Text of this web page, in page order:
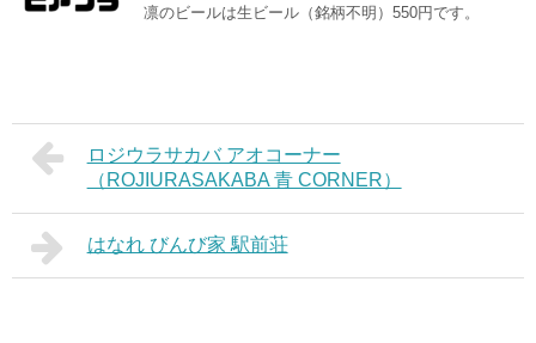
凛のビールは生ビール（銘柄不明）550円です。
ロジウラサカバ アオコーナー
（ROJIURASAKABA 青 CORNER）
はなれ びんび家 駅前荘